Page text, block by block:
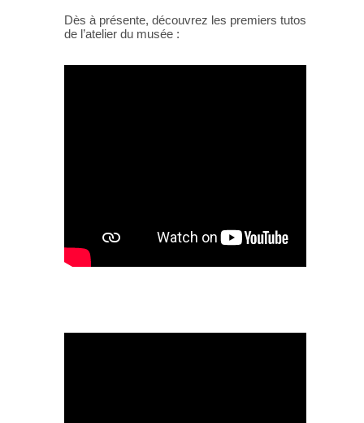
Dès à présente, découvrez les premiers tutos
de l’atelier du musée :